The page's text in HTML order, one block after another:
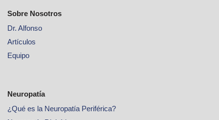
Sobre Nosotros
Dr. Alfonso
Artículos
Equipo
Neuropatía
¿Qué es la Neuropatía Periférica?